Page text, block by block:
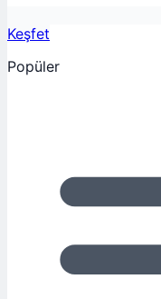
Keşfet
Popüler